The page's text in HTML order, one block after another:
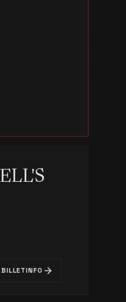
arrow_forward